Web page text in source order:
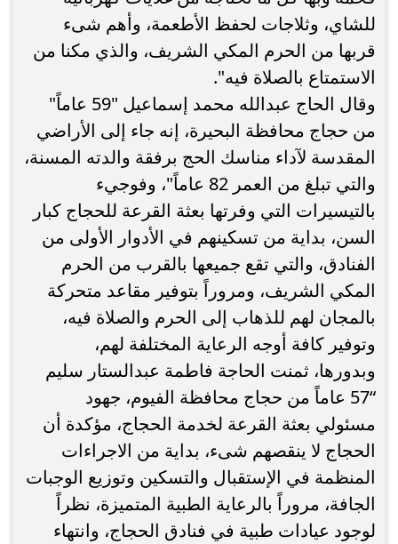
للشاي، وثلاجات لحفظ الأطعمة، وأهم شىء
قربها من الحرم المكي الشريف، والذي مكنا من
الاستمتاع بالصلاة فيه".
وقال الحاج عبدالله محمد إسماعيل "59 عاماً"
من حجاج محافظة البحيرة، إنه جاء إلى الأراضي
المقدسة لآداء مناسك الحج برفقة والدته المسنة،
والتي تبلغ من العمر 82 عاماً"، وفوجيء
بالتيسيرات التي وفرتها بعثة القرعة للحجاج كبار
السن، بداية من تسكينهم في الأدوار الأولى من
الفنادق، والتي تقع جميعها بالقرب من الحرم
المكي الشريف، ومروراً بتوفير مقاعد متحركة
بالمجان لهم للذهاب إلى الحرم والصلاة فيه،
وتوفير كافة أوجه الرعاية المختلفة لهم،
وبدورها، ثمنت الحاجة فاطمة عبدالستار سليم
“57 عاماً من حجاج محافظة الفيوم، جهود
مسئولي بعثة القرعة لخدمة الحجاج، مؤكدة أن
الحجاج لا ينقصهم شىء، بداية من الاجراءات
المنظمة في الإستقبال والتسكين وتوزيع الوجبات
الجافة، مروراً بالرعاية الطبية المتميزة، نظراً
لوجود عيادات طبية في فنادق الحجاج، وانتهاء